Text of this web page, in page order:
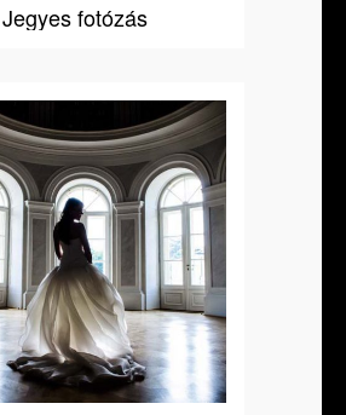
Jegyes fotózás